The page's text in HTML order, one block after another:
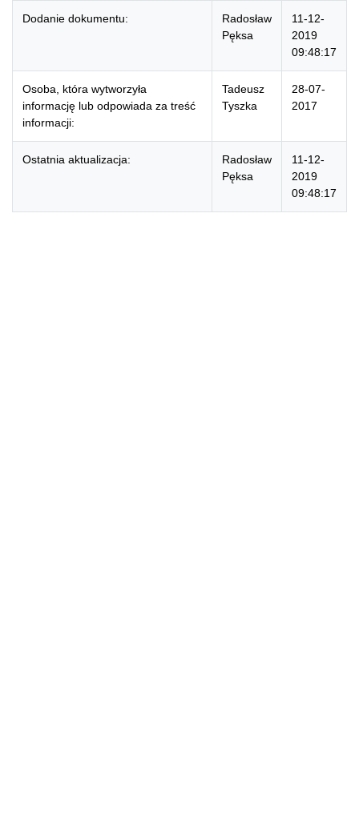
Dodanie dokumentu:
Radosław
Pęksa
11-12-
2019
09:48:17
Osoba, która wytworzyła
informację lub odpowiada za treść
informacji:
Tadeusz
Tyszka
28-07-
2017
Ostatnia aktualizacja:
Radosław
Pęksa
11-12-
2019
09:48:17